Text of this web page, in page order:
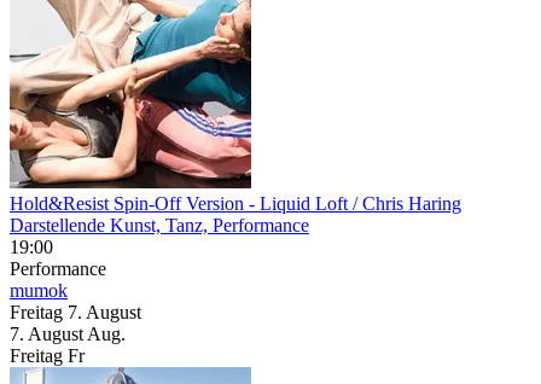
Hold&Resist Spin-Off Version - Liquid Loft / Chris Haring
Darstellende Kunst, Tanz, Performance
19:00
Performance
mumok
Freitag 7. August
7. August Aug.
Freitag Fr